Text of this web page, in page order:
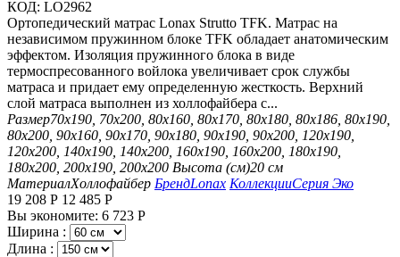
КОД: LO2962
Ортопедический матрас Lonax Strutto TFK. Матрас на
независимом пружинном блоке TFK обладает анатомическим
эффектом. Изоляция пружинного блока в виде
термоспресованного войлока увеличивает срок службы
матраса и придает ему определенную жесткость. Верхний
слой матраса выполнен из холлофайбера с...
Размер70х190, 70х200, 80х160, 80х170, 80х180, 80х186, 80х190,
80х200, 90х160, 90х170, 90х180, 90х190, 90х200, 120х190,
120х200, 140х190, 140х200, 160х190, 160х200, 180х190,
180х200, 200х190, 200х200 Высота (см)20 см
МатериалХоллофайбер БрендLonax КоллекцииСерия Эко
19 208 Р 12 485 Р
Вы экономите: 6 723 Р
Ширина :
Длина :